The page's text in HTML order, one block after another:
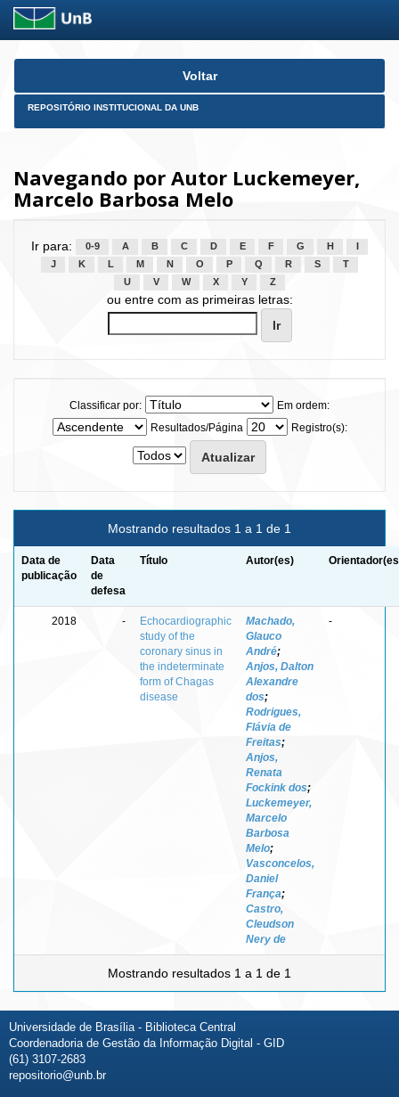
Skip
Voltar
REPOSITÓRIO INSTITUCIONAL DA UNB
Navegando por Autor Luckemeyer,
Marcelo Barbosa Melo
Ir para: 0-9 A B C D E F G H
J
K L M N O P Q R S
T
U
V W X Y Z
ou entre com as primeiras letras:
Classificar por:
Em ordem:
Resultados/Página
Registro(s):
Mostrando resultados 1 a 1 de 1
Data de
publicação
Data
de
defesa
Título Autor(es)
2018 -
Echocardiographic
study of the
coronary sinus in
the indeterminate
form of Chagas
disease
Machado,
Glauco
André;
Anjos, Dalton
Alexandre
dos;
Rodrigues,
Flávia de
Freitas;
Anjos,
Renata
Fockink dos;
Luckemeyer,
Marcelo
Barbosa
Melo;
Vasconcelos,
Daniel
França;
Castro,
Cleudson
Nery de
-
Mostrando resultados 1 a 1 de 1
Universidade de Brasília - Biblioteca Central
Coordenadoria de Gestão da Informação Digital - GID
(61) 3107-2683
repositorio@unb.br